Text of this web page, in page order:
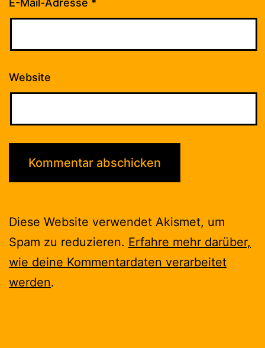
E-Mail-Adresse *
Website
Diese Website verwendet Akismet, um
Spam zu reduzieren. Erfahre mehr darüber,
wie deine Kommentardaten verarbeitet
werden.